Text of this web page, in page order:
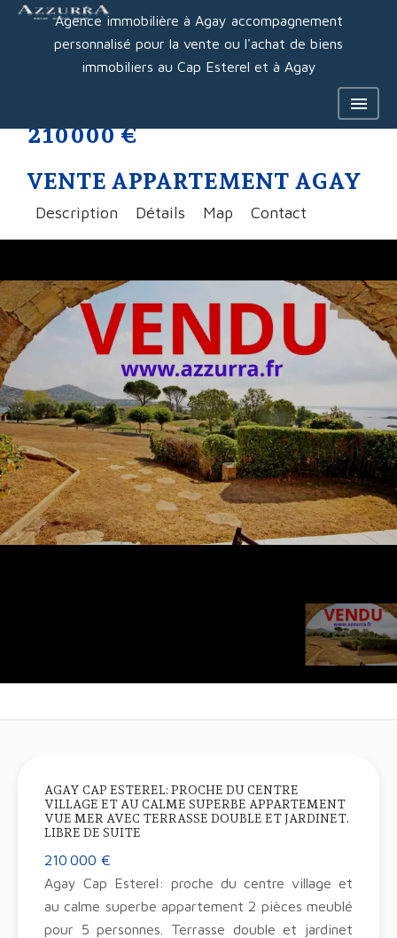
Agence immobilière à Agay accompagnement
personnalisé pour la vente ou l'achat de biens
immobiliers au Cap Esterel et à Agay
VENTE APPARTEMENT AGAY
210 000 €
Description Détails Map Contact
AGAY CAP ESTEREL: PROCHE DU CENTRE
VILLAGE ET AU CALME SUPERBE APPARTEMENT
VUE MER AVEC TERRASSE DOUBLE ET JARDINET.
LIBRE DE SUITE
210 000 €
Agay Cap Esterel: proche du centre village et
au calme superbe appartement 2 pièces meublé
pour 5 personnes. Terrasse double et jardinet